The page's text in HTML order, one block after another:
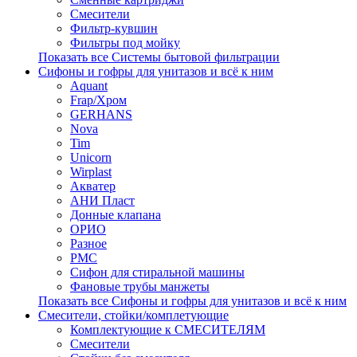
Смесители
Фильтр-кувшин
Фильтры под мойку
Показать все Системы бытовой фильтрации
Сифоны и гофры для унитазов и всё к ним
Aquant
Frap/Хром
GERHANS
Nova
Tim
Unicorn
Wirplast
Акватер
АНИ Пласт
Донные клапана
ОРИО
Разное
РМС
Сифон для стиральной машины
Фановые трубы манжеты
Показать все Сифоны и гофры для унитазов и всё к ним
Смесители, стойки/комплетующие
Комплектующие к СМЕСИТЕЛЯМ
Смесители